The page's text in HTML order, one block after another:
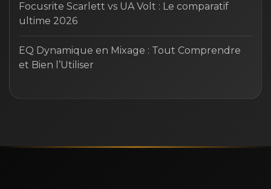
Focusrite Scarlett vs UA Volt : Le comparatif
ultime 2026
EQ Dynamique en Mixage : Tout Comprendre
et Bien l’Utiliser